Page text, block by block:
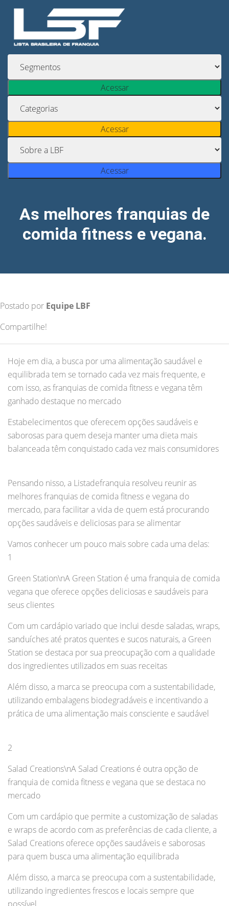
Acessar
Acessar
Acessar
As melhores franquias de
comida fitness e vegana.
Postado por Equipe LBF
Compartilhe!
Hoje em dia, a busca por uma alimentação saudável e
equilibrada tem se tornado cada vez mais frequente, e
com isso, as franquias de comida fitness e vegana têm
ganhado destaque no mercado
Estabelecimentos que oferecem opções saudáveis e
saborosas para quem deseja manter uma dieta mais
balanceada têm conquistado cada vez mais consumidores
Pensando nisso, a Listadefranquia resolveu reunir as
melhores franquias de comida fitness e vegana do
mercado, para facilitar a vida de quem está procurando
opções saudáveis e deliciosas para se alimentar
Vamos conhecer um pouco mais sobre cada uma delas:
1
Green Station\nA Green Station é uma franquia de comida
vegana que oferece opções deliciosas e saudáveis para
seus clientes
Com um cardápio variado que inclui desde saladas, wraps,
sanduíches até pratos quentes e sucos naturais, a Green
Station se destaca por sua preocupação com a qualidade
dos ingredientes utilizados em suas receitas
Além disso, a marca se preocupa com a sustentabilidade,
utilizando embalagens biodegradáveis e incentivando a
prática de uma alimentação mais consciente e saudável
2
Salad Creations\nA Salad Creations é outra opção de
franquia de comida fitness e vegana que se destaca no
mercado
Com um cardápio que permite a customização de saladas
e wraps de acordo com as preferências de cada cliente, a
Salad Creations oferece opções saudáveis e saborosas
para quem busca uma alimentação equilibrada
Além disso, a marca se preocupa com a sustentabilidade,
utilizando ingredientes frescos e locais sempre que